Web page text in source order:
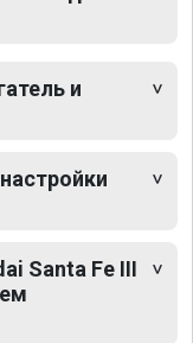
и
Santa Fe III